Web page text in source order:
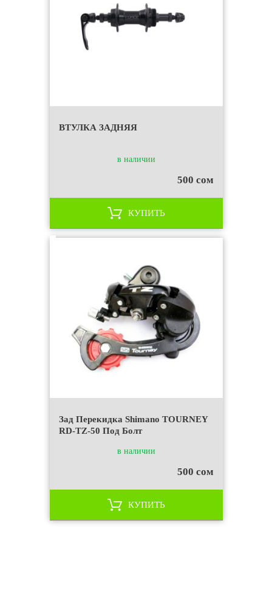
ВТУЛКА ЗАДНЯЯ
в наличии
500 сом
КУПИТЬ
Зад Перекидка Shimano TOURNEY
RD-TZ-50 Под Болт
в наличии
500 сом
КУПИТЬ